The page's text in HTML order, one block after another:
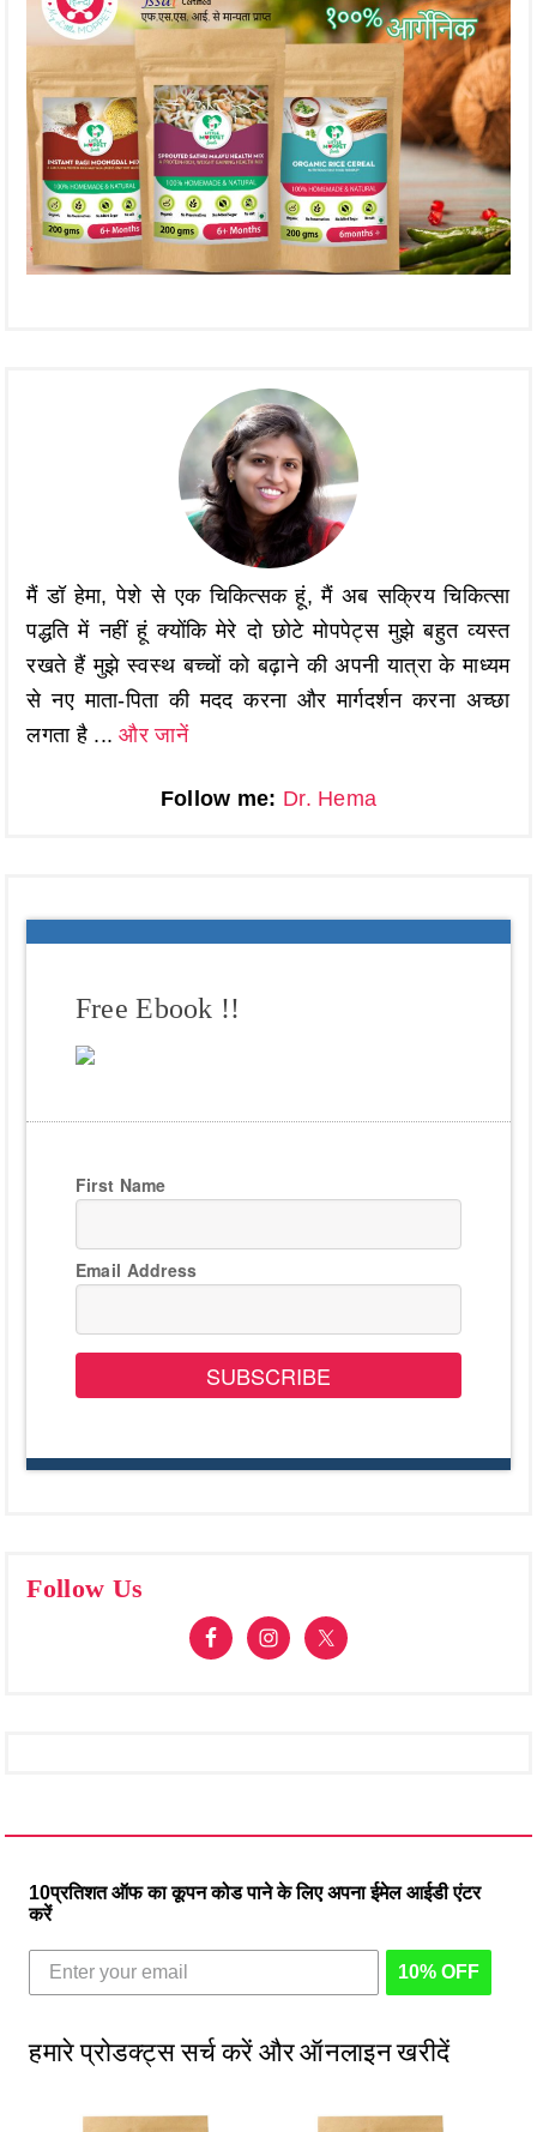
मैं डॉ हेमा, पेशे से एक चिकित्सक हूं, मैं अब सक्रिय चिकित्सा
पद्धति में नहीं हूं क्योंकि मेरे दो छोटे मोपपेट्स मुझे बहुत व्यस्त
रखते हैं मुझे स्वस्थ बच्चों को बढ़ाने की अपनी यात्रा के माध्यम
से नए माता-पिता की मदद करना और मार्गदर्शन करना अच्छा
लगता है ...और जानें
Follow me: Dr. Hema
Free Ebook !!
First Name
Email Address
SUBSCRIBE
Follow Us
10प्रतिशत ऑफ का कूपन कोड पाने के लिए अपना ईमेल आईडी एंटर
करें
10% OFF
हमारे प्रोडक्ट्स सर्च करें और ऑनलाइन खरीदें